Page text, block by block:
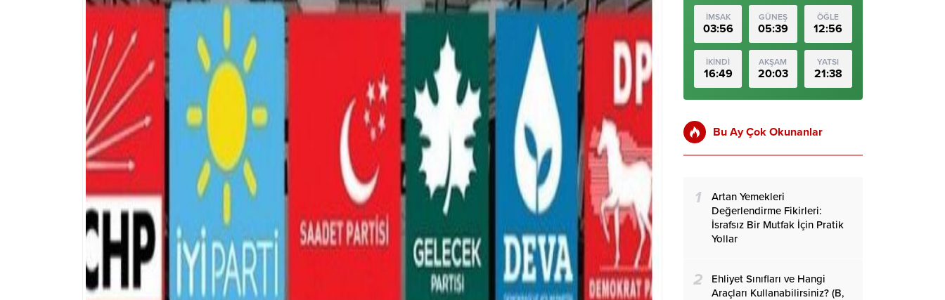
İMSAK
03:56
GÜNEŞ
05:39
ÖĞLE
12:56
İKİNDİ
16:49
AKŞAM
20:03
YATSI
21:38
Bu Ay Çok Okunanlar
1
Artan Yemekleri
Değerlendirme Fikirleri:
İsrafsız Bir Mutfak İçin Pratik
Yollar
2
Ehliyet Sınıfları ve Hangi
Araçları Kullanabilirsiniz? (B,